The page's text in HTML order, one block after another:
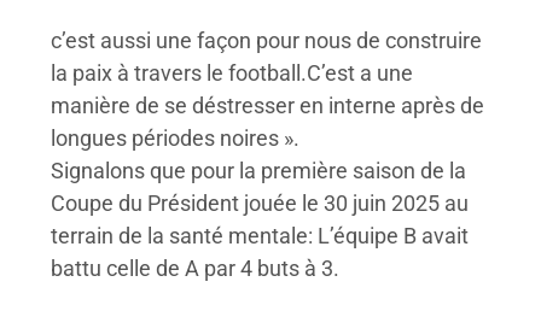
c’est aussi une façon pour nous de construire
la paix à travers le football.C’est a une
manière de se déstresser en interne après de
longues périodes noires ».
Signalons que pour la première saison de la
Coupe du Président jouée le 30 juin 2025 au
terrain de la santé mentale: L’équipe B avait
battu celle de A par 4 buts à 3.